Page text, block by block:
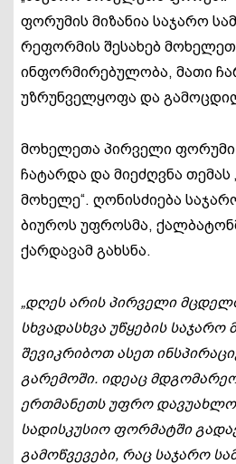
ფორუმის მიზანია საჯარო
რეფორმის შესახებ
ინფორმირებულობა, მათი
უზრუნველყოფა და
მოხელეთა პირველი ფორუმი
ჩატარდა და მიეძღვნა
მოხელე“. ღონისძიება
ბიუროს უფროსმა,
ქარდავამ გახსნა.
„დღეს არის პირველი
სხვადასხვა უწყების საჯარო
შევიკრიბოთ ასეთ
გარემოში. იდეაც
ერთმანეთს უფრო
სადისკუსიო ფორმატში
გამოწვევები, რაც საჯარო